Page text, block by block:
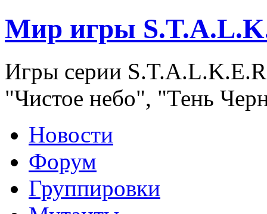
Мир игры
Игры серии
"Чистое небо", "Тень
Новости
Форум
Группировки